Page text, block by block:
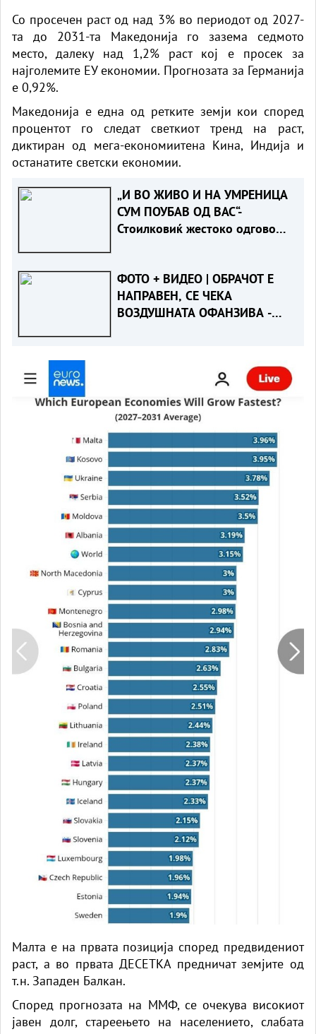
Со просечен раст од над 3% во периодот од 2027-
та до 2031-та Македонија го зазема седмото
место, далеку над 1,2% раст кој е просек за
најголемите ЕУ економии. Прогнозата за Германија
е 0,92%.
Македонија е една од ретките земји кои според
процентот го следат светкиот тренд на раст,
диктиран од мега-економиитена Кина, Индија и
останатите светски економии.
„И ВО ЖИВО И НА УМРЕНИЦА
СУМ ПОУБАВ ОД ВАС“-
Стоилковиќ жестоко одговори
ФОТО + ВИДЕО | ОБРАЧОТ Е
НАПРАВЕН, СЕ ЧЕКА
ВОЗДУШНАТА ОФАНЗИВА -
спремаат „ер - тракторите““
Малта е на првата позиција според предвидениот
раст, а во првата ДЕСЕТКА предничат земјите од
т.н. Западен Балкан.
Според прогнозата на ММФ, се очекува високиот
јавен долг, стареењето на населението, слабата